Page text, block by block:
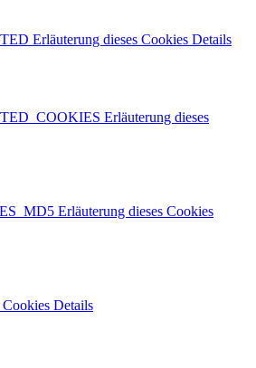
Erläuterung dieses Cookies Details
Erläuterung dieses
Erläuterung dieses Cookies
Cookies Details